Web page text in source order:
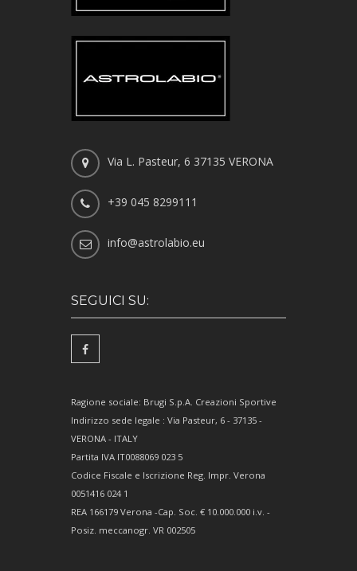
Via L. Pasteur, 6 37135 VERONA
+39 045 8299111
info@astrolabio.eu
SEGUICI SU:
Ragione sociale: Brugi S.p.A. Creazioni Sportive
Indirizzo sede legale : Via Pasteur, 6 - 37135 -
VERONA - ITALY
Partita IVA IT0088069 023 5
Codice Fiscale e Iscrizione Reg. Impr. Verona
0051416 024 1
REA 166179 Verona -Cap. Soc. € 10.000.000 i.v. -
Posiz. meccanogr. VR 002505